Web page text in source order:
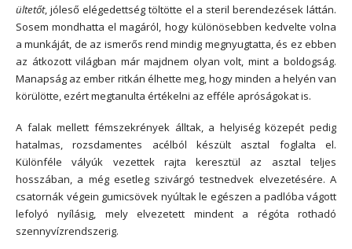
ültetőt, jóleső elégedettség töltötte el a steril berendezések láttán.
Sosem mondhatta el magáról, hogy különösebben kedvelte volna
a munkáját, de az ismerős rend mindig megnyugtatta, és ez ebben
az átkozott világban már majdnem olyan volt, mint a boldogság.
Manapság az ember ritkán élhette meg, hogy minden a helyén van
körülötte, ezért megtanulta értékelni az efféle apróságokat is.
A falak mellett fémszekrények álltak, a helyiség közepét pedig
hatalmas, rozsdamentes acélból készült asztal foglalta el.
Különféle vályúk vezettek rajta keresztül az asztal teljes
hosszában, a még esetleg szivárgó testnedvek elvezetésére. A
csatornák végein gumicsövek nyúltak le egészen a padlóba vágott
lefolyó nyílásig, mely elvezetett mindent a régóta rothadó
szennyvízrendszerig.